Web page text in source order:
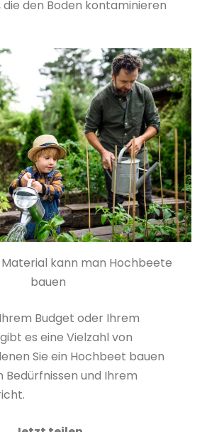
die den Boden kontaminieren
kann man Hochbeete
bauen
Budget oder Ihrem
es eine Vielzahl von
Sie ein Hochbeet bauen
Bedürfnissen und Ihrem